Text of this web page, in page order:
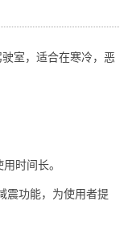
室，适合在寒冷，恶
时间长。
震功能，为使用者提